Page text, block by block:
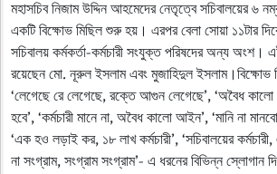
মহাসচিব নিজাম উদ্দিন আহমেদের নেতৃত্বে সচিবালয়ের ৬
একটি বিক্ষোভ মিছিল শুরু হয়। এরপর বেলা সোয়া ১১টার
সচিবালয় কর্মকর্তা-কর্মচারী সংযুক্ত পরিষদের অন্য
রয়েছেন মো. নূরুল ইসলাম এবং মুজাহিদুল ইসলাম।বিক্ষোভ
‘লেগেছে রে লেগেছে, রক্তে আগুন লেগেছে’, ‘অবৈধ
হবে’, ‘কর্মচারী মানে না, অবৈধ কালো আইন’, ‘মানি না
‘এক হও লড়াই কর, ১৮ লাখ কর্মচারী’, ‘সচিবালয়ের
না সংগ্রাম, সংগ্রাম সংগ্রাম’- এ ধরনের বিভিন্ন স্লোগান